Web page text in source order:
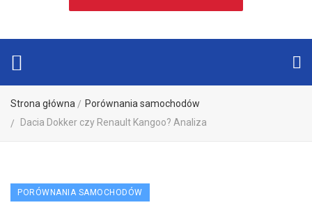
Strona główna
Porównania samochodów
Dacia Dokker czy Renault Kangoo? Analiza
PORÓWNANIA SAMOCHODÓW